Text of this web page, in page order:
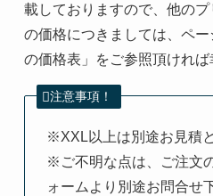
載しておりますので、他の
の価格につきましては、ペ
の価格表」をご参照頂ければ
注意事項！
※XXL以上は別途お見積
※ご不明な点は、ご注文
ォームより別途お問合せ